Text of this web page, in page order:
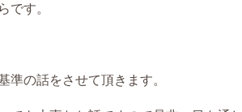
です。
準の話をさせて頂きます。